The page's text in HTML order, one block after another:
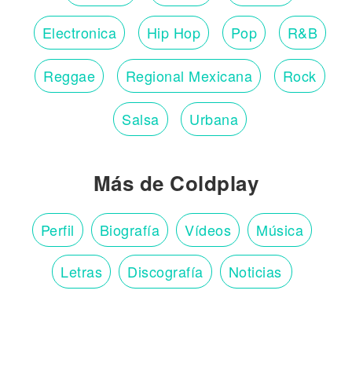
Electronica Hip Hop Pop R&B
Reggae Regional Mexicana Rock
Salsa Urbana
Más de Coldplay
Perfil Biografía Vídeos Música
Letras Discografía Noticias